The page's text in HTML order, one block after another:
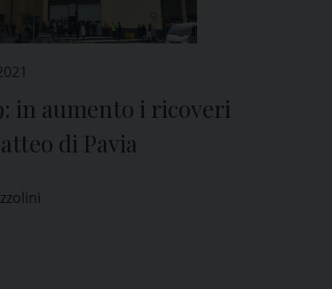
in aumento i ricoveri
di Pavia